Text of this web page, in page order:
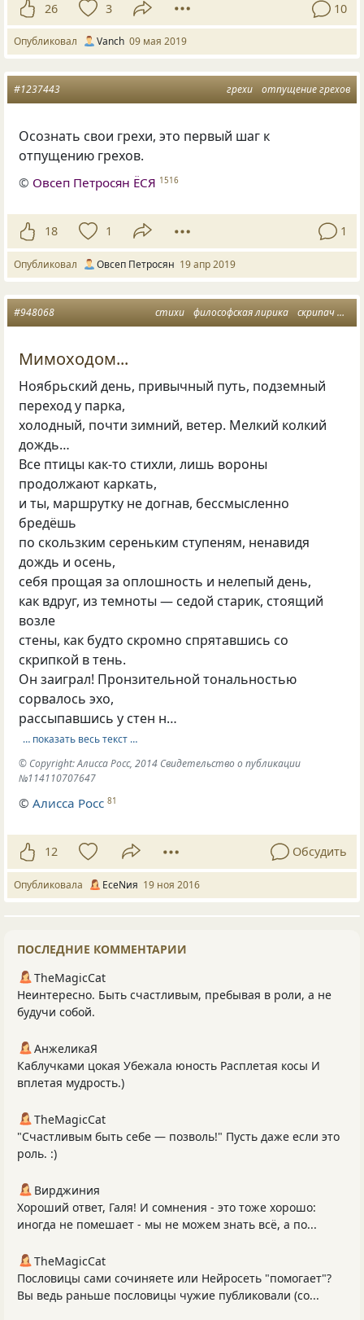
26 3 10
Опубликовал Vanch 09 мая 2019
грехи отпущение грехов
#1237443
Осознать свои грехи, это первый шаг к
отпущению грехов.
© Овсеп Петросян ЁСЯ 1516
18 1 1
Опубликовал Овсеп Петросян 19 апр 2019
стихи философская лирика скрипач
#948068
Мимоходом...
Ноябрьский день, привычный путь, подземный
переход у парка,
холодный, почти зимний, ветер. Мелкий колкий
дождь…
Все птицы как-то стихли, лишь вороны
продолжают каркать,
и ты, маршрутку не догнав, бессмысленно
бредёшь
по скользким сереньким ступеням, ненавидя
дождь и осень,
себя прощая за оплошность и нелепый день,
как вдруг, из темноты — седой старик, стоящий
возле
стены, как будто скромно спрятавшись со
скрипкой в тень.
Он заиграл! Пронзительной тональностью
сорвалось эхо,
рассыпавшись у стен н…
… показать весь текст …
© Copyright: Алисса Росс, 2014 Свидетельство о публикации
№114110707647
©Алисса Росс 81
12 Обсудить
Опубликовала ЕсеNия 19 ноя 2016
ПОСЛЕДНИЕ КОММЕНТАРИИ
TheMagicCat
Неинтересно. Быть счастливым, пребывая в роли, а не
будучи собой.
АнжеликаЯ
Каблучками цокая Убежала юность Расплетая косы И
вплетая мудрость.)
TheMagicCat
"Счастливым быть себе — позволь!" Пусть даже если это
роль. :)
Вирджиния
Хороший ответ, Галя! И сомнения - это тоже хорошо:
иногда не помешает - мы не можем знать всё, а по...
TheMagicCat
Пословицы сами сочиняете или Нейросеть "помогает"?
Вы ведь раньше пословицы чужие публиковали (со...